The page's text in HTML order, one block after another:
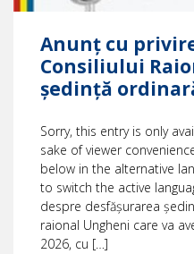
Anunț cu
Consiliului
ședință
Sorry, this entry is only
sake of viewer
below in the alternative
to switch the active
despre desfășurarea
raional Ungheni care va
2026, cu […]